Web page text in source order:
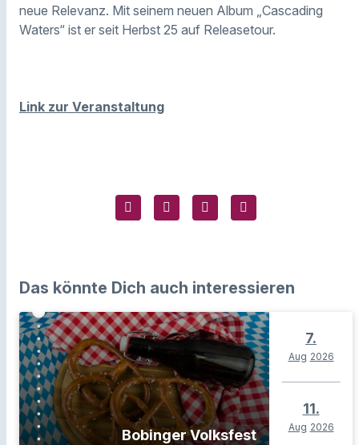
neue Relevanz. Mit seinem neuen Album „Cascading
Waters“ ist er seit Herbst 25 auf Releasetour.
Link zur Veranstaltung
Das könnte Dich auch interessieren
Bobinger Volksfest
7.
Aug 2026
11.
Aug 2026